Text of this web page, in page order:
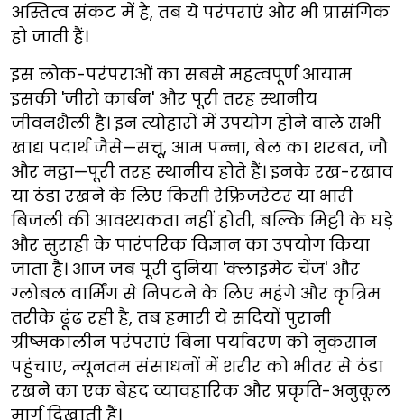
अस्तित्व संकट में है, तब ये परंपराएं और भी प्रासंगिक
हो जाती हैं।
इस लोक-परंपराओं का सबसे महत्वपूर्ण आयाम
इसकी 'जीरो कार्बन' और पूरी तरह स्थानीय
जीवनशैली है। इन त्योहारों में उपयोग होने वाले सभी
खाद्य पदार्थ जैसे—सत्तू, आम पन्ना, बेल का शरबत, जौ
और मट्ठा—पूरी तरह स्थानीय होते हैं। इनके रख-रखाव
या ठंडा रखने के लिए किसी रेफ्रिजरेटर या भारी
बिजली की आवश्यकता नहीं होती, बल्कि मिट्टी के घड़े
और सुराही के पारंपरिक विज्ञान का उपयोग किया
जाता है। आज जब पूरी दुनिया 'क्लाइमेट चेंज' और
ग्लोबल वार्मिंग से निपटने के लिए महंगे और कृत्रिम
तरीके ढूंढ रही है, तब हमारी ये सदियों पुरानी
ग्रीष्मकालीन परंपराएं बिना पर्यावरण को नुकसान
पहुंचाए, न्यूनतम संसाधनों में शरीर को भीतर से ठंडा
रखने का एक बेहद व्यावहारिक और प्रकृति-अनुकूल
मार्ग दिखाती हैं।